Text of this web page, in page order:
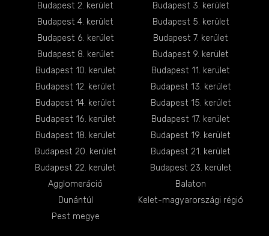
Budapest 2. kerület
Budapest 3. kerület
Budapest 4. kerület
Budapest 5. kerület
Budapest 6. kerület
Budapest 7. kerület
Budapest 8. kerület
Budapest 9. kerület
Budapest 10. kerület
Budapest 11. kerület
Budapest 12. kerület
Budapest 13. kerület
Budapest 14. kerület
Budapest 15. kerület
Budapest 16. kerület
Budapest 17. kerület
Budapest 18. kerület
Budapest 19. kerület
Budapest 20. kerület
Budapest 21. kerület
Budapest 22. kerület
Budapest 23. kerület
Agglomeráció
Balaton
Dunántúl
Kelet-magyarországi régió
Pest megye